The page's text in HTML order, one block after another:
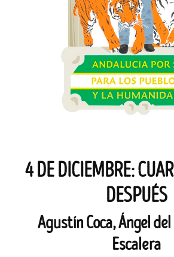
4 DE DICIEMBRE:
DESPUÉS
Agustín Coca, Ángel del
Escalera